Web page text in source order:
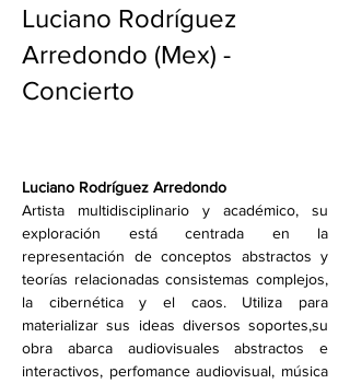
Luciano Rodríguez
Arredondo (Mex) -
Concierto
Luciano Rodríguez Arredondo
Artista multidisciplinario y académico, su
exploración está centrada en la
representación de conceptos abstractos y
teorías relacionadas consistemas complejos,
la cibernética y el caos. Utiliza para
materializar sus ideas diversos soportes,su
obra abarca audiovisuales abstractos e
interactivos, perfomance audiovisual, música